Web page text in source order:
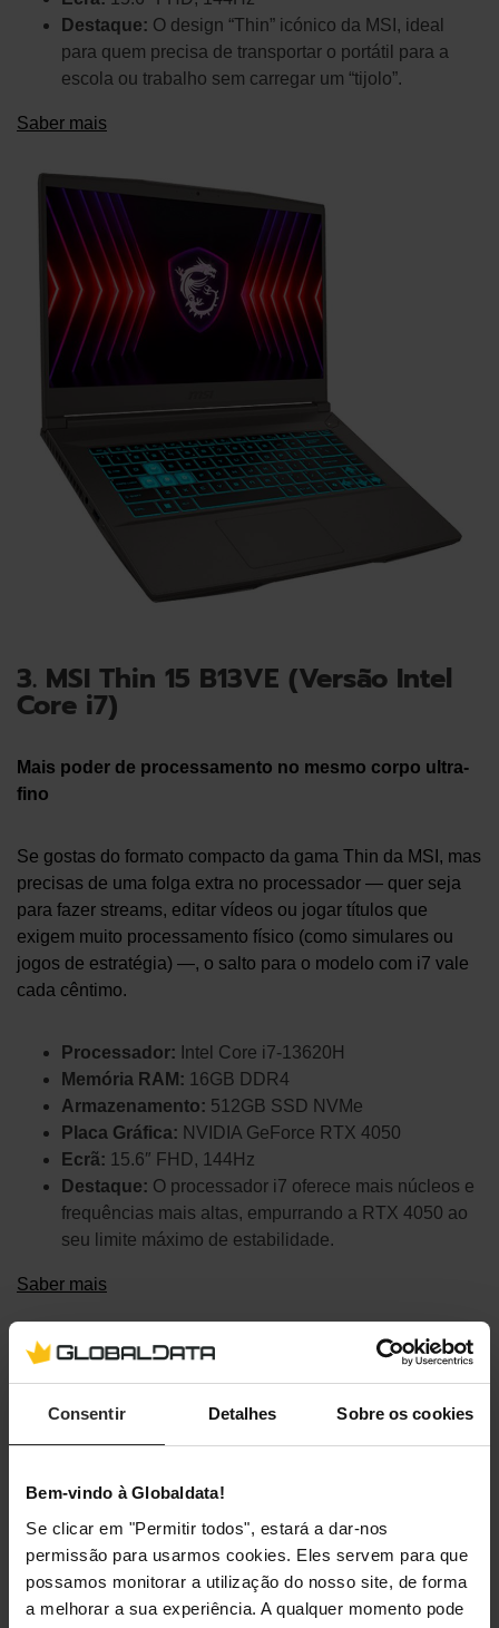
Consentir Detalhes Sobre os cookies
Bem-vindo à Globaldata!
Se clicar em "Permitir todos", estará a dar-nos
permissão para usarmos cookies. Eles servem para que
possamos monitorar a utilização do nosso site, de forma
a melhorar a sua experiência. A qualquer momento pode
Destaque: O design “Thin” icónico da MSI, ideal
para quem precisa de transportar o portátil para a
escola ou trabalho sem carregar um “tijolo”.
Saber mais
3. MSI Thin 15 B13VE (Versão Intel
Core i7)
Mais poder de processamento no mesmo corpo ultra-
fino
Se gostas do formato compacto da gama Thin da MSI, mas
precisas de uma folga extra no processador — quer seja
para fazer streams, editar vídeos ou jogar títulos que
exigem muito processamento físico (como simulares ou
jogos de estratégia) —, o salto para o modelo com i7 vale
cada cêntimo.
Processador: Intel Core i7-13620H
Memória RAM: 16GB DDR4
Armazenamento: 512GB SSD NVMe
Placa Gráfica: NVIDIA GeForce RTX 4050
Ecrã: 15.6″ FHD, 144Hz
Destaque: O processador i7 oferece mais núcleos e
frequências mais altas, empurrando a RTX 4050 ao
seu limite máximo de estabilidade.
Saber mais